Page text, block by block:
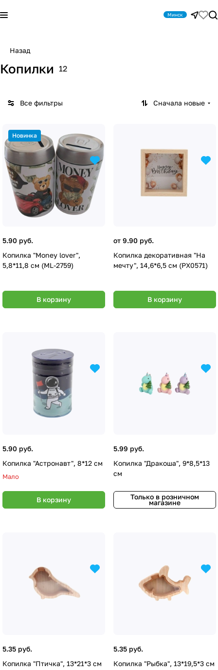
Минск
Назад
Копилки 12
Все фильтры Сначала новые
Новинка
5.90 руб.
Копилка "Money lover",
5,8*11,8 см (ML-2759)
В корзину
от 9.90 руб.
Копилка декоративная "На
мечту", 14,6*6,5 см (PX0571)
В корзину
5.90 руб.
Копилка "Астронавт", 8*12 см
Мало
В корзину
5.99 руб.
Копилка "Дракоша", 9*8,5*13
см
Только в розничном
магазине
5.35 руб.
Копилка "Птичка", 13*21*3 см
5.35 руб.
Копилка "Рыбка", 13*19,5*3 см